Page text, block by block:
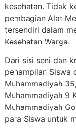
kesehatan. Tidak
pembagian Alat
tersendiri dalam
Kesehatan Warga.
Dari sisi seni dan
penampilan Siswa
Muhammadiyah
Muhammadiyah 9
Muhammadiyah
para Siswa untuk